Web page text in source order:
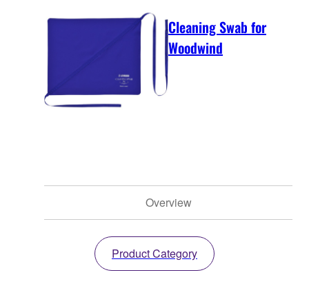
Cleaning Swab for
Woodwind
Overview
Product Category